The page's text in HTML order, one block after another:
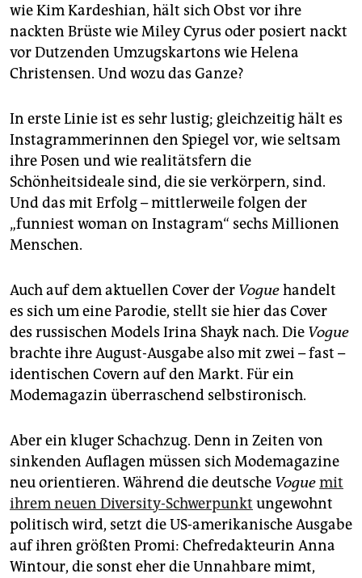
wie Kim Kardeshian, hält sich Obst vor ihre
nackten Brüste wie Miley Cyrus oder posiert nackt
vor Dutzenden Umzugskartons wie Helena
Christensen. Und wozu das Ganze?
In erste Linie ist es sehr lustig; gleichzeitig hält es
Instagrammerinnen den Spiegel vor, wie seltsam
ihre Posen und wie realitätsfern die
Schönheitsideale sind, die sie verkörpern, sind.
Und das mit Erfolg – mittlerweile folgen der
„funniest woman on Instagram“ sechs Millionen
Menschen.
Auch auf dem aktuellen Cover der Voguehandelt
es sich um eine Parodie, stellt sie hier das Cover
des russischen Models Irina Shayk nach. Die Vogue
brachte ihre August-Ausgabe also mit zwei – fast –
identischen Covern auf den Markt. Für ein
Modemagazin überraschend selbstironisch.
Aber ein kluger Schachzug. Denn in Zeiten von
sinkenden Auflagen müssen sich Modemagazine
neu orientieren. Während die deutsche Voguemit
ihrem neuen Diversity-Schwerpunkt ungewohnt
politisch wird, setzt die US-amerikanische Ausgabe
auf ihren größten Promi: Chefredakteurin Anna
Wintour, die sonst eher die Unnahbare mimt,